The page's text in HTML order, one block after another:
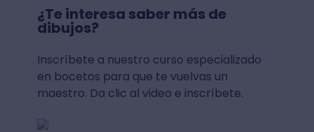
¿Te interesa saber más de
dibujos?
Inscríbete a nuestro curso especializado
en bocetos para que te vuelvas un
maestro. Da clic al video e inscríbete.